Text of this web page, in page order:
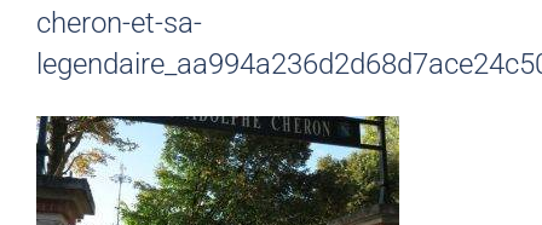
cheron-et-sa-